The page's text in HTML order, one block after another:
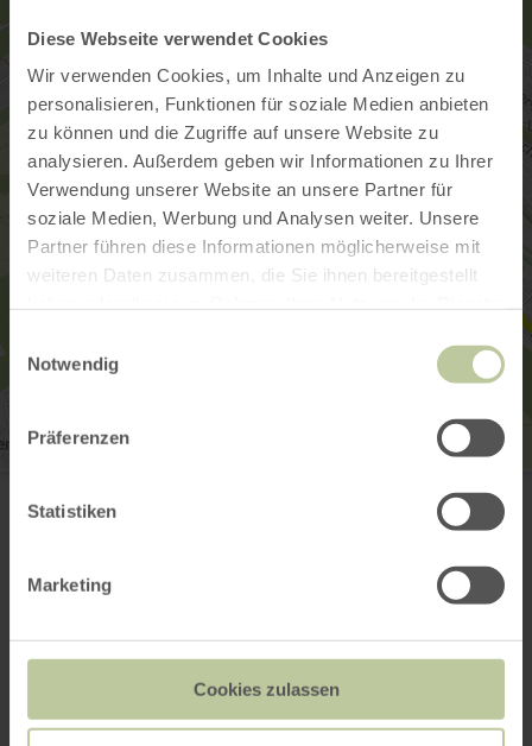
Diese Webseite verwendet Cookies
Wir verwenden Cookies, um Inhalte und Anzeigen zu
personalisieren, Funktionen für soziale Medien anbieten
zu können und die Zugriffe auf unsere Website zu
analysieren. Außerdem geben wir Informationen zu Ihrer
Verwendung unserer Website an unsere Partner für
soziale Medien, Werbung und Analysen weiter. Unsere
Partner führen diese Informationen möglicherweise mit
weiteren Daten zusammen, die Sie ihnen bereitgestellt
Notwendig
Präferenzen
Statistiken
Marketing
Cookies zulassen
Bahnhofstraße 9
54584 Jünkerath
E-mail
Aankomst plannen
Op kaart weergeven